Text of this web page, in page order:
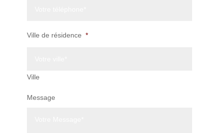
Ville de résidence *
Ville
Message